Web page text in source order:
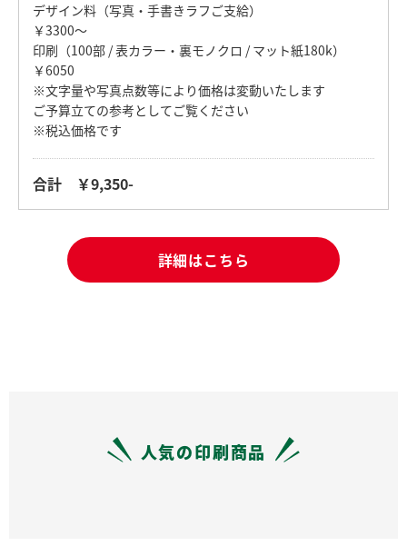
デザイン料（写真・手書きラフご支給）
￥3300〜
印刷（100部 / 表カラー・裏モノクロ / マット紙180k）
￥6050
※文字量や写真点数等により価格は変動いたします
ご予算立ての参考としてご覧ください
※税込価格です
合計 ￥9,350-
詳細はこちら
人気の印刷商品